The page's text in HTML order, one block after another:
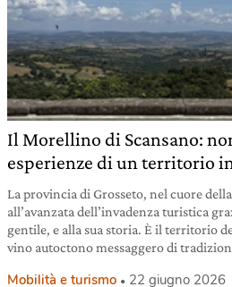
Il Morellino di Scansano:
esperienze di un territorio
La provincia di Grosseto, nel cuore
all’avanzata dell’invadenza turistica
gentile, e alla sua storia. È il territorio
vino autoctono messaggero di
Mobilità e turismo 22 giugno 2026